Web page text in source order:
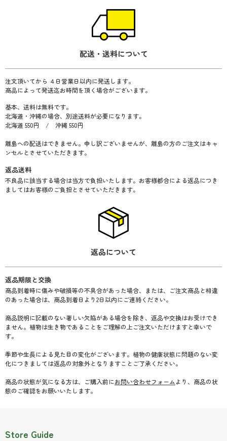
配送・送料について
注文頂いてから ４日営業日以内に発送します。
商品によって発送迄お時間を頂く場合がございます。
基本、送料は無料です。
北海道・沖縄の場合、別途送料が必要になります。
北海道 550円 / 沖縄 550円
離島への配送はできません。申し訳ございませんが、離島の方のご注文はキャ
ンセルとさせていただきます。
返品送料
不良品に該当する場合は当方で負担いたします。お客様都合による返品につき
ましてはお客様のご負担とさせていただきます。
返品について
返品期限と交換
商品到着時に傷みや破損等の不具合があった場合、または、ご注文商品と相違
のあった場合は、商品到着日より2日以内にご連絡ください。
商品説明に記載のない著しい欠陥がある場合を除き、返品や交換はお受けでき
ません。植物は生き物であることをご理解の上ご注文いただけますと幸いで
す。
季節や生長による見た目の変化がございます。植物の健康状態に問題のない変
化につきましては返品の対象外となりますことご了承ください。
商品の状態が気になる方は、ご購入前にお問い合わせフォームより、商品の状
態のご確認をお願いいたします。
Store Guide